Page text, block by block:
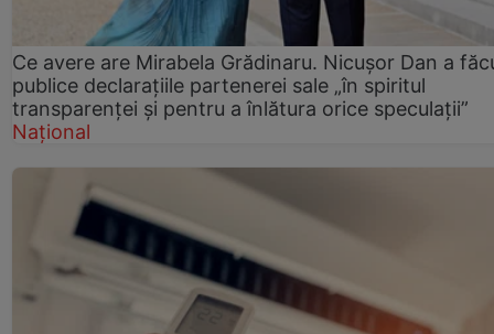
Ce avere are Mirabela Grădinaru. Nicușor Dan a
publice declarațiile partenerei sale „în spiritul
transparenței și pentru a înlătura orice speculații”
Național